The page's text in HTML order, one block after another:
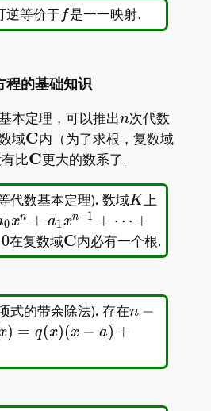
逆等价于ff是一一映射.
程的基础知识
本定理，可以推出n
n次代数
域\mathbf{C}
C内（为了求根，复数域
比\mathbf{C}
C更大的数系了.
代数基本定理). 数域K
K上
0xn + a1xn−1 + ⋯ +
0在复数域\mathbf{C}
C内必有一个根.
式的带余除法). 存在n-
1
n −
) = q(x)(x − a) +